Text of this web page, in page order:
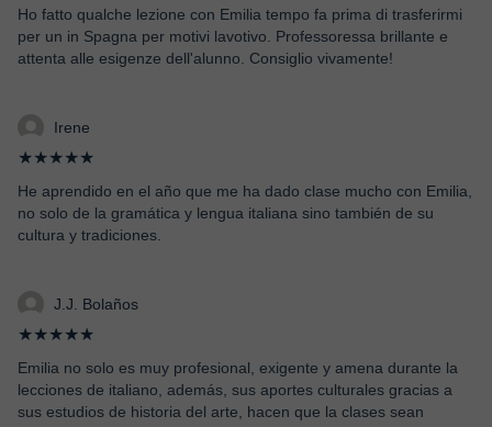
Ho fatto qualche lezione con Emilia tempo fa prima di trasferirmi
per un in Spagna per motivi lavotivo. Professoressa brillante e
attenta alle esigenze dell'alunno. Consiglio vivamente!
Irene
★★★★★
He aprendido en el año que me ha dado clase mucho con Emilia,
no solo de la gramática y lengua italiana sino también de su
cultura y tradiciones.
J.J. Bolaños
★★★★★
Emilia no solo es muy profesional, exigente y amena durante la
lecciones de italiano, además, sus aportes culturales gracias a
sus estudios de historia del arte, hacen que la clases sean